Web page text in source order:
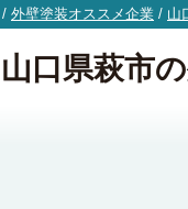
/ 外壁塗装オススメ企業 / 山
山口県萩市